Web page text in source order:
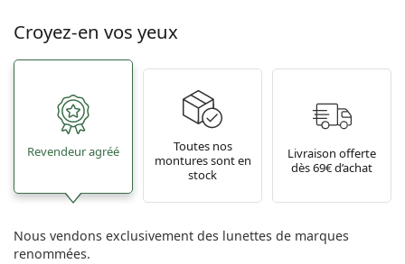
Croyez-en vos yeux
Revendeur agréé
Toutes nos
montures sont en
stock
Livraison offerte
dès 69€ d’achat
Nous vendons exclusivement des lunettes de marques
renommées.